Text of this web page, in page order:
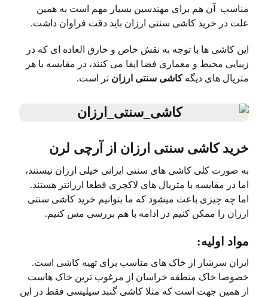
مناسب آن هم برای مهندسین بسیار مهم است به همین
علت در خرید کاشی سنتی ارزان باید دقت فراوان داشت.
این کاشی ها با توجه به نقش خاص و خارق العاده ای که در
زیبایی محیط و معماری فضا ایفا می کنند، در مقایسه با هر
متریال های دیگهکاشی سنتی ارزان تر است.
خرید کاشی سنتی ارزان از آرچی لرن
به صورت کلی کاشی های سنتی ایرانی خیلی ارزان نیستند،
اما در مقایسه با متریال های لاکچری قطعا ارزانتر هستند.
اما چه چیزی باعث میشود که ما بتوانیم خرید کاشی سنتی
ارزان را ممکن کنیم در ادامه با هم بررسی مس کنیم.
مواد اولیه:
ایران سرشار از خاک های مناسب برای تهیه کاشی است.
خصوصا خاک منطقه خراسان از مرغوب ترین خاک هاست
از همین جهت است که مثلا کاشی گنبد سیلیسی فقط در این